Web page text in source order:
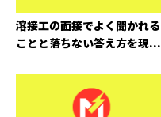
溶接工の面接でよく聞かれる
ことと落ちない答え方を現...